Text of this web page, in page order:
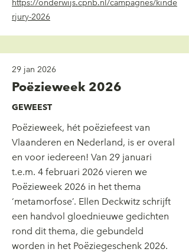
https://onderwijs.cpnb.nl/campagnes/kinde
rjury-2026
29 jan 2026
Poëzieweek 2026
GEWEEST
Poëzieweek, hét poëziefeest van
Vlaanderen en Nederland, is er overal
en voor iedereen! Van 29 januari
t.e.m. 4 februari 2026 vieren we
Poëzieweek 2026 in het thema
‘metamorfose’. Ellen Deckwitz schrijft
een handvol gloednieuwe gedichten
rond dit thema, die gebundeld
worden in het Poëziegeschenk 2026.